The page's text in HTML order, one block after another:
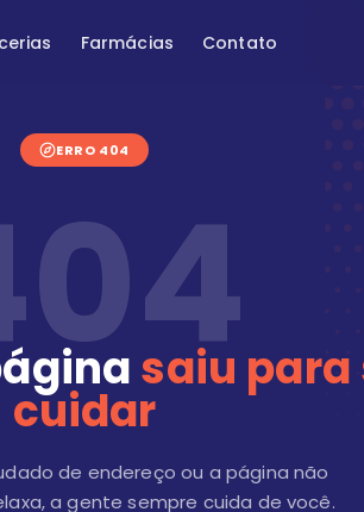
Farmácias Contato
ERRO 404
saiu para
cuidar
de endereço ou a página não
a gente sempre cuida de você.